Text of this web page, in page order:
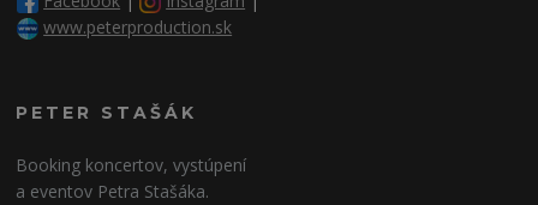
www.peterproduction.sk
PETER STAŠÁK
Booking koncertov, vystúpení
a eventov Petra Stašáka.